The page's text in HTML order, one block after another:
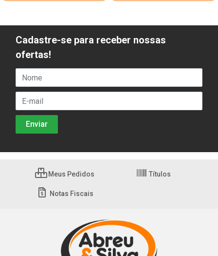
Cadastre-se para receber nossas
ofertas!
Meus Pedidos Títulos
Notas Fiscais